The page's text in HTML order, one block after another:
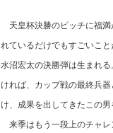
天皇杯決勝のピッチに福満
れているだけでもすごいこ
水沼宏太の決勝弾は生まれ
ければ、カップ戦の最終兵
け、成果を出してきたこの男
来季はもう一段上のチャレ